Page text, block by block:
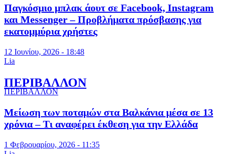
Παγκόσμιο μπλακ άουτ σε Facebook, Instagram
και Messenger – Προβλήματα πρόσβασης για
εκατομμύρια χρήστες
12 Ιουνίου, 2026 - 18:48
Lia
ΠΕΡΙΒΑΛΛΟΝ
ΠΕΡΙΒΑΛΛΟΝ
Μείωση των ποταμών στα Βαλκάνια μέσα σε 13
χρόνια – Τι αναφέρει έκθεση για την Ελλάδα
1 Φεβρουαρίου, 2026 - 11:35